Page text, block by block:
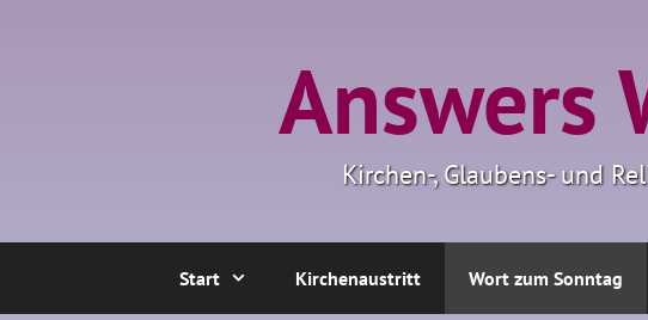
Answers
Kirchen-, Glaubens- und
Start Kirchenaustritt Wort zum Sonntag